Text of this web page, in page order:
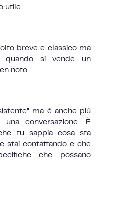
utile.
breve e classico ma
quando si vende un
noto.
ma è anche più
conversazione. È
tu sappia cosa sta
stai contattando e che
che possano